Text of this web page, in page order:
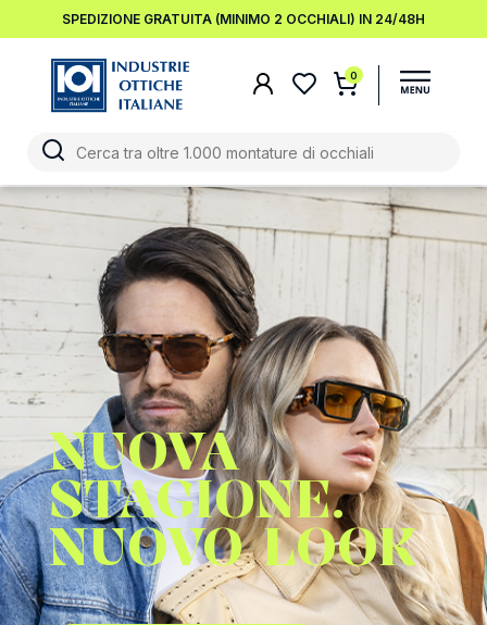
SPEDIZIONE GRATUITA (MINIMO 2 OCCHIALI) IN 24/48H
0
NUOVA
STAGIONE.
NUOVO LOOK